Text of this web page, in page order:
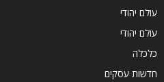
עולם יהודי
עולם יהודי
כלכלה
חדשות עסקים